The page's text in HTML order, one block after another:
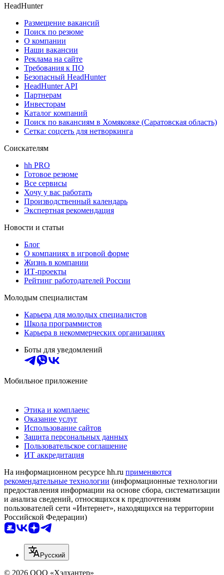
HeadHunter
Размещение вакансий
Поиск по резюме
О компании
Наши вакансии
Реклама на сайте
Требования к ПО
Безопасный HeadHunter
HeadHunter API
Партнерам
Инвесторам
Каталог компаний
Поиск по вакансиям в Хомяковке (Саратовская область)
Сетка: соцсеть для нетворкинга
Соискателям
hh PRO
Готовое резюме
Все сервисы
Хочу у вас работать
Производственный календарь
Экспертная рекомендация
Новости и статьи
Блог
О компаниях в игровой форме
Жизнь в компании
ИТ-проекты
Рейтинг работодателей России
Молодым специалистам
Карьера для молодых специалистов
Школа программистов
Карьера в некоммерческих организациях
Боты для уведомлений
Мобильное приложение
Этика и комплаенс
Оказание услуг
Использование сайтов
Защита персональных данных
Пользовательское соглашение
ИТ аккредитация
На информационном ресурсе hh.ru применяются
рекомендательные технологии (информационные технологии
предоставления информации на основе сбора, систематизации
и анализа сведений, относящихся к предпочтениям
пользователей сети «Интернет», находящихся на территории
Российской Федерации)
Русский
© 2026 ООО «Хэдхантер»